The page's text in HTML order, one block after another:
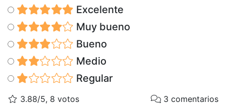
Excelente
Muy bueno
Bueno
Medio
Regular
3.88/5, 8 votos 3 comentarios